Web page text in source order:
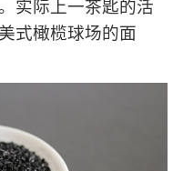
实际上一茶匙的活
式橄榄球场的面